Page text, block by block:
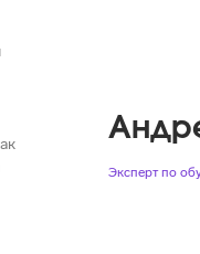
Эксперт по